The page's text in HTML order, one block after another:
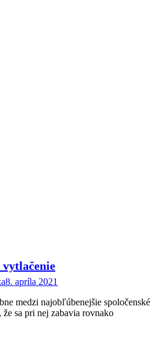
8. apríla 2021
medzi najobľúbenejšie spoločenské
sa pri nej zabavia rovnako